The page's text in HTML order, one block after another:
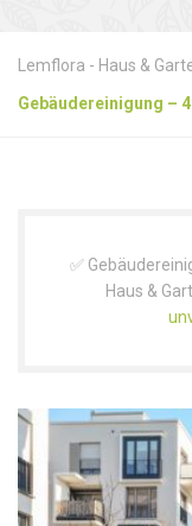
Lemflora - Haus &
Gebäudereinigung –
✅
Haus &